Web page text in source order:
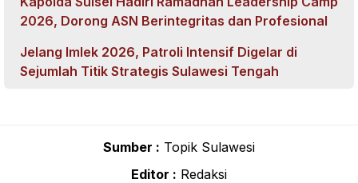
2026, Dorong ASN Berintegritas dan Profesional
Jelang Imlek 2026, Patroli Intensif Digelar di
Sejumlah Titik Strategis Sulawesi Tengah
Sumber : Topik Sulawesi
Editor : Redaksi